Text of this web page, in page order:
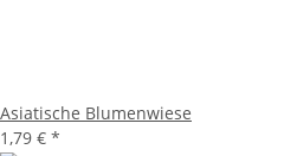
Asiatische Blumenwiese
1,79 € *